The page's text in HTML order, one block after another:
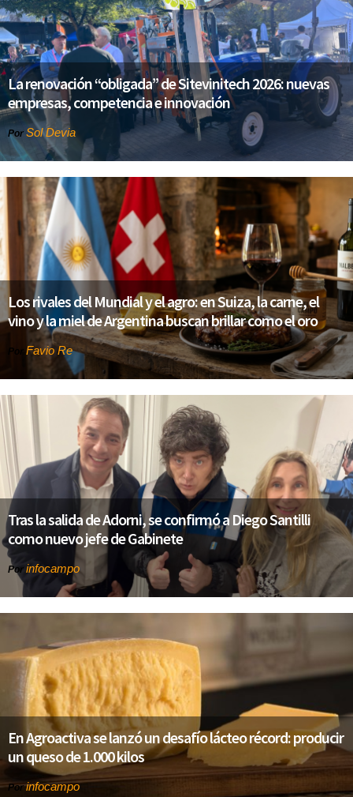
La renovación “obligada” de Sitevinitech 2026: nuevas
empresas, competencia e innovación
Por Sol Devia
Los rivales del Mundial y el agro: en Suiza, la carne, el
vino y la miel de Argentina buscan brillar como el oro
Por Favio Re
Tras la salida de Adorni, se confirmó a Diego Santilli
como nuevo jefe de Gabinete
Por infocampo
En Agroactiva se lanzó un desafío lácteo récord: producir
un queso de 1.000 kilos
Porinfocampo